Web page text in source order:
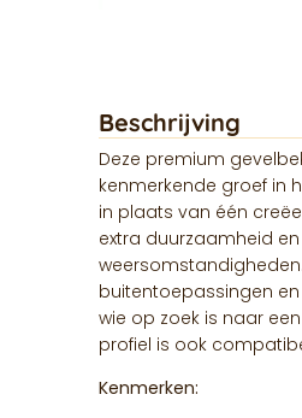
Beschrijving
Deze premium
kenmerkende groef in
in plaats van één
extra duurzaamheid
buitentoepassingen
wie op zoek is naar
profiel is ook
Kenmerken: